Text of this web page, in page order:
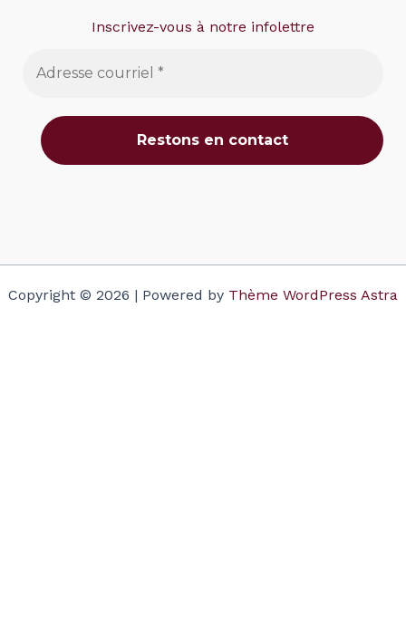
Inscrivez-vous à notre infolettre
Copyright © 2026 | Powered by Thème WordPress Astra